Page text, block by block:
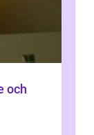
och